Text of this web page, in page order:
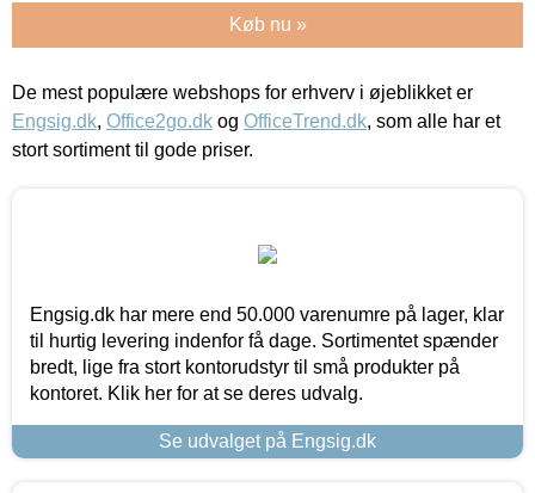
Køb nu »
De mest populære webshops for erhverv i øjeblikket er
Engsig.dk, Office2go.dk og OfficeTrend.dk, som alle har et
stort sortiment til gode priser.
Engsig.dk har mere end 50.000 varenumre på lager, klar
til hurtig levering indenfor få dage. Sortimentet spænder
bredt, lige fra stort kontorudstyr til små produkter på
kontoret. Klik her for at se deres udvalg.
Se udvalget på Engsig.dk